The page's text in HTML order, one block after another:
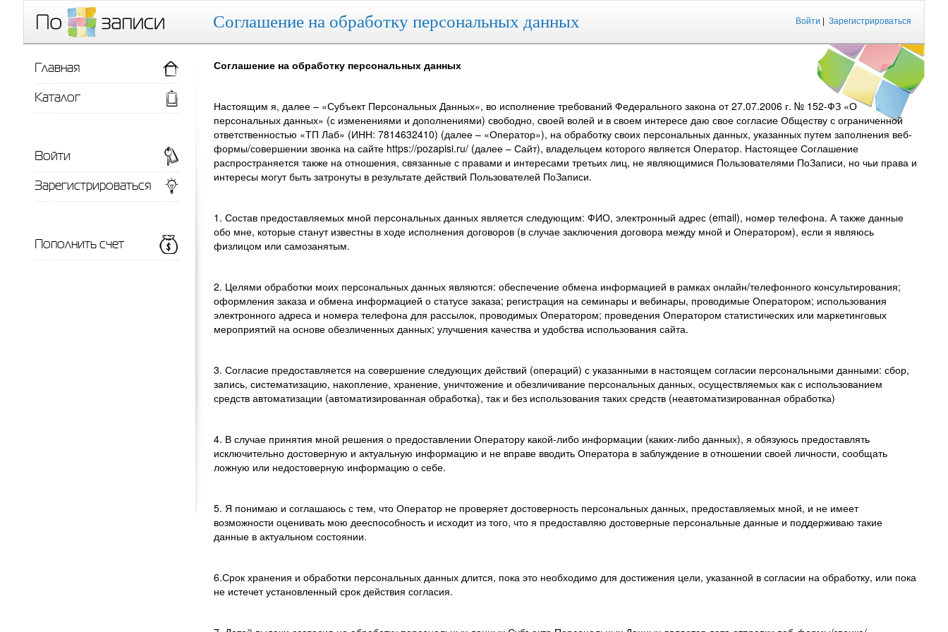
Войти | Зарегистрироваться
Соглашение на обработку персональных данных
Соглашение на обработку персональных данных
Настоящим я, далее – «Субъект Персональных Данных», во исполнение требований Федерального закона от 27.07.2006 г. № 152-ФЗ «О
персональных данных» (с изменениями и дополнениями) свободно, своей волей и в своем интересе даю свое согласие Обществу с ограниченной
ответственностью «ТП Лаб» (ИНН: 7814632410) (далее – «Оператор»), на обработку своих персональных данных, указанных путем заполнения веб-
формы/совершении звонка на сайте https://pozapisi.ru/ (далее – Сайт), владельцем которого является Оператор. Настоящее Соглашение
распространяется также на отношения, связанные с правами и интересами третьих лиц, не являющимися Пользователями ПоЗаписи, но чьи права и
интересы могут быть затронуты в результате действий Пользователей ПоЗаписи.
1. Состав предоставляемых мной персональных данных является следующим: ФИО, электронный адрес (email), номер телефона. А также данные
обо мне, которые станут известны в ходе исполнения договоров (в случае заключения договора между мной и Оператором), если я являюсь
физлицом или самозанятым.
2. Целями обработки моих персональных данных являются: обеспечение обмена информацией в рамках онлайн/телефонного консультирования;
оформления заказа и обмена информацией о статусе заказа; регистрация на семинары и вебинары, проводимые Оператором; использования
электронного адреса и номера телефона для рассылок, проводимых Оператором; проведения Оператором статистических или маркетинговых
мероприятий на основе обезличенных данных; улучшения качества и удобства использования сайта.
3. Согласие предоставляется на совершение следующих действий (операций) с указанными в настоящем согласии персональными данными: сбор,
запись, систематизацию, накопление, хранение, уничтожение и обезличивание персональных данных, осуществляемых как с использованием
средств автоматизации (автоматизированная обработка), так и без использования таких средств (неавтоматизированная обработка)
4. В случае принятия мной решения о предоставлении Оператору какой-либо информации (каких-либо данных), я обязуюсь предоставлять
исключительно достоверную и актуальную информацию и не вправе вводить Оператора в заблуждение в отношении своей личности, сообщать
ложную или недостоверную информацию о себе.
5. Я понимаю и соглашаюсь с тем, что Оператор не проверяет достоверность персональных данных, предоставляемых мной, и не имеет
возможности оценивать мою дееспособность и исходит из того, что я предоставляю достоверные персональные данные и поддерживаю такие
данные в актуальном состоянии.
6.Срок хранения и обработки персональных данных длится, пока это необходимо для достижения цели, указанной в согласии на обработку, или пока
не истечет установленный срок действия согласия.
Главная
Каталог
Войти
Зарегистрироваться
Пополнить счет